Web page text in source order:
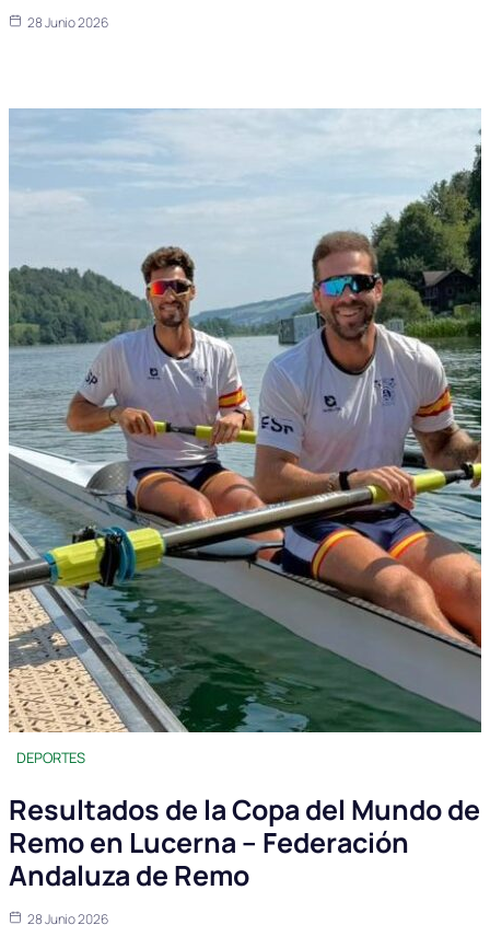
28 Junio 2026
DEPORTES
Resultados de la Copa del Mundo de
Remo en Lucerna – Federación
Andaluza de Remo
28 Junio 2026